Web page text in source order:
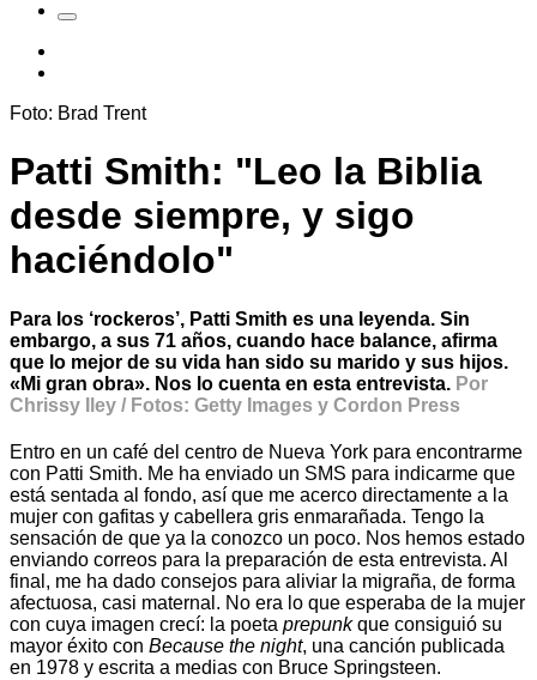
Foto: Brad Trent
Patti Smith: "Leo la Biblia
desde siempre, y sigo
haciéndolo"
Para los ‘rockeros’, Patti Smith es una leyenda. Sin
embargo, a sus 71 años, cuando hace balance, afirma
que lo mejor de su vida han sido su marido y sus hijos.
«Mi gran obra». Nos lo cuenta en esta entrevista. Por
Chrissy Iley / Fotos: Getty Images y Cordon Press
Entro en un café del centro de Nueva York para encontrarme
con Patti Smith. Me ha enviado un SMS para indicarme que
está sentada al fondo, así que me acerco directamente a la
mujer con gafitas y cabellera gris enmarañada. Tengo la
sensación de que ya la conozco un poco. Nos hemos estado
enviando correos para la preparación de esta entrevista. Al
final, me ha dado consejos para aliviar la migraña, de forma
afectuosa, casi maternal. No era lo que esperaba de la mujer
con cuya imagen crecí: la poeta prepunkque consiguió su
mayor éxito con Because the night, una canción publicada
en 1978 y escrita a medias con Bruce Springsteen.